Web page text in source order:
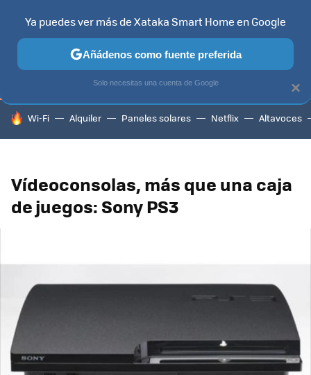
TELEVISORES CONTENIDOS SMART TV SELECCIÓN
HOY SE HABLA DE
Wi-Fi Alquiler Paneles solares Netflix Altavoces
Vídeoconsolas, más que una caja
de juegos: Sony PS3
×
Ya puedes ver más de Xataka Smart Home en Google
Añádenos como fuente preferida
Solo necesitas una cuenta de Google